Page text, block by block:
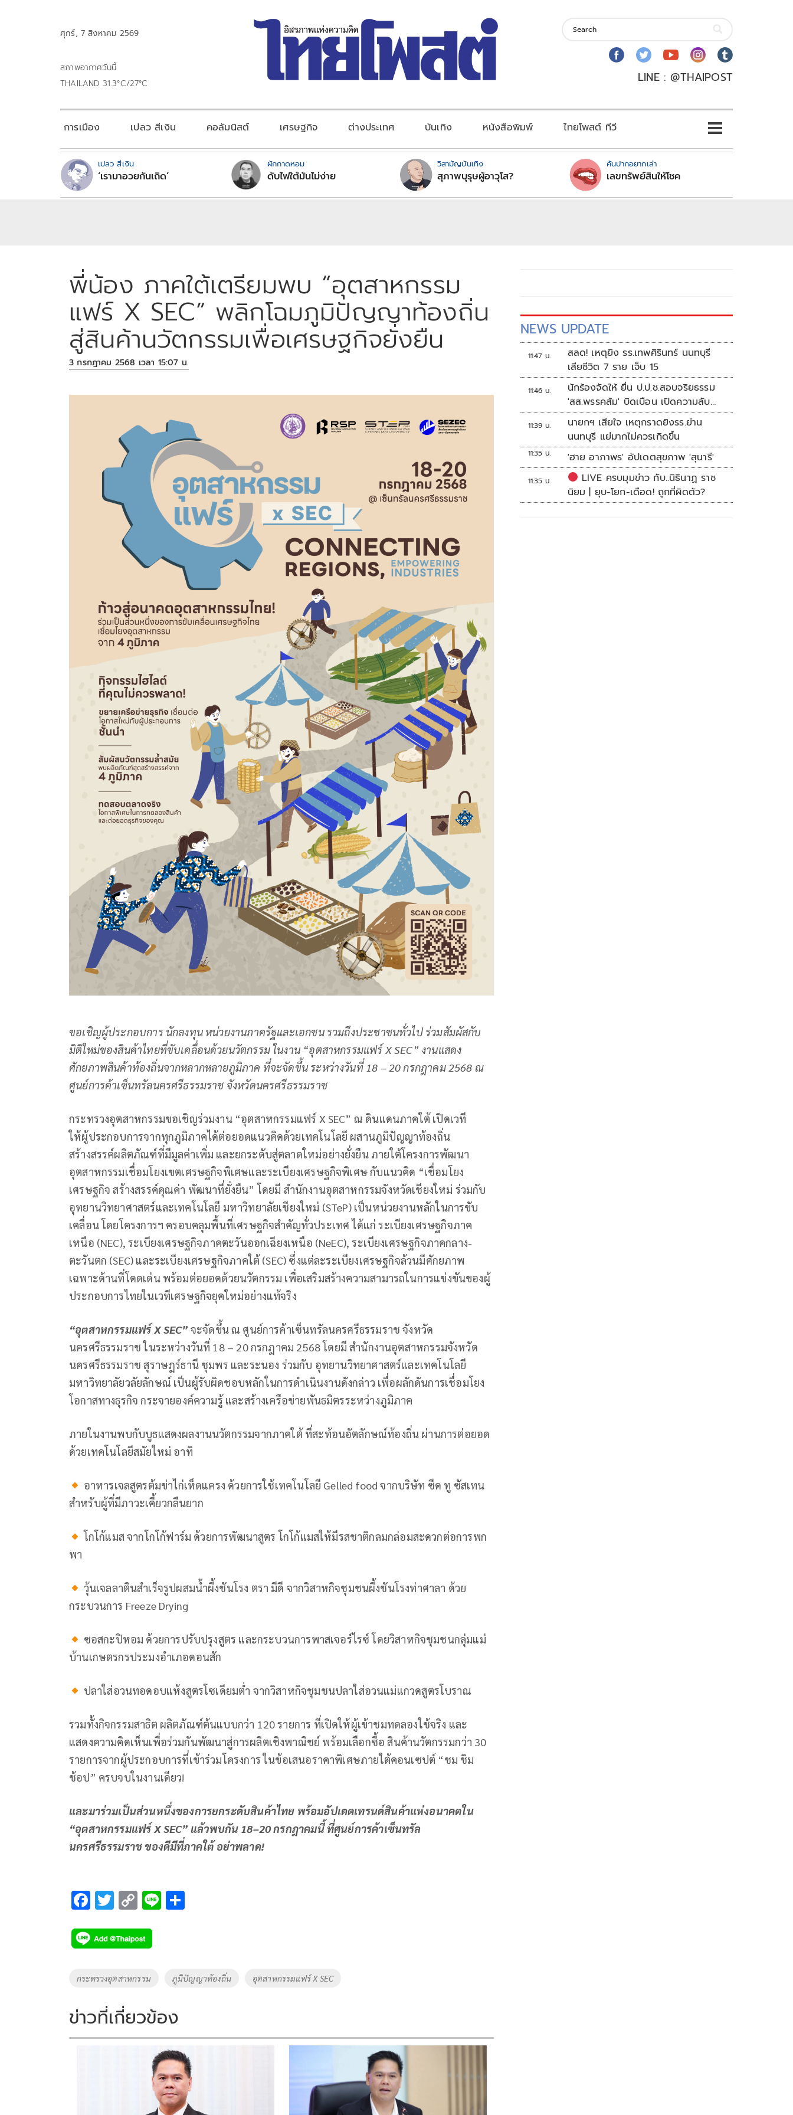
ศุกร์, 7 สิงหาคม 2569
สภาพอากาศวันนี้
THAILAND 31.3°C/27°C
LINE : @THAIPOST
การเมือง เปลว สีเงิน คอลัมนิสต์ เศรษฐกิจ ต่างประเทศ บันเทิง หนังสือพิมพ์ ไทยโพสต์ ทีวี
เปลว สีเงิน
‘เรามาอวยกันเถิด’
ผักกาดหอม
ดับไฟใต้มันไม่ง่าย
วิสามัญบันเทิง
สุภาพบุรุษผู้อาวุโส?
คันปากอยากเล่า
เลขทรัพย์สินให้โชค
พี่น้อง ภาคใต้เตรียมพบ “อุตสาหกรรม
แฟร์ X SEC” พลิกโฉมภูมิปัญญาท้องถิ่น
สู่สินค้านวัตกรรมเพื่อเศรษฐกิจยั่งยืน
3 กรกฎาคม 2568 เวลา 15:07 น.
ขอเชิญผู้ประกอบการ นักลงทุน หน่วยงานภาครัฐและเอกชน รวมถึงประชาชนทั่วไป ร่วมสัมผัสกับ
มิติใหม่ของสินค้าไทยที่ขับเคลื่อนด้วยนวัตกรรม ในงาน “อุตสาหกรรมแฟร์ X SEC” งานแสดง
ศักยภาพสินค้าท้องถิ่นจากหลากหลายภูมิภาค ที่จะจัดขึ้น ระหว่างวันที่ 18 – 20 กรกฎาคม 2568 ณ
ศูนย์การค้าเซ็นทรัลนครศรีธรรมราช จังหวัดนครศรีธรรมราช
กระทรวงอุตสาหกรรมขอเชิญร่วมงาน “อุตสาหกรรมแฟร์ X SEC” ณ ดินแดนภาคใต้ เปิดเวที
ให้ผู้ประกอบการจากทุกภูมิภาคได้ต่อยอดแนวคิดด้วยเทคโนโลยี ผสานภูมิปัญญาท้องถิ่น
สร้างสรรค์ผลิตภัณฑ์ที่มีมูลค่าเพิ่ม และยกระดับสู่ตลาดใหม่อย่างยั่งยืน ภายใต้โครงการพัฒนา
อุตสาหกรรมเชื่อมโยงเขตเศรษฐกิจพิเศษและระเบียงเศรษฐกิจพิเศษ กับแนวคิด “เชื่อมโยง
เศรษฐกิจ สร้างสรรค์คุณค่า พัฒนาที่ยั่งยืน” โดยมี สำนักงานอุตสาหกรรมจังหวัดเชียงใหม่ ร่วมกับ
อุทยานวิทยาศาสตร์และเทคโนโลยี มหาวิทยาลัยเชียงใหม่ (STeP) เป็นหน่วยงานหลักในการขับ
เคลื่อน โดยโครงการฯ ครอบคลุมพื้นที่เศรษฐกิจสำคัญทั่วประเทศ ได้แก่ ระเบียงเศรษฐกิจภาค
เหนือ (NEC), ระเบียงเศรษฐกิจภาคตะวันออกเฉียงเหนือ (NeEC), ระเบียงเศรษฐกิจภาคกลาง-
ตะวันตก (SEC) และระเบียงเศรษฐกิจภาคใต้ (SEC) ซึ่งแต่ละระเบียงเศรษฐกิจล้วนมีศักยภาพ
เฉพาะด้านที่โดดเด่น พร้อมต่อยอดด้วยนวัตกรรม เพื่อเสริมสร้างความสามารถในการแข่งขันของผู้
ประกอบการไทยในเวทีเศรษฐกิจยุคใหม่อย่างแท้จริง
“อุตสาหกรรมแฟร์X SEC” จะจัดขึ้น ณ ศูนย์การค้าเซ็นทรัลนครศรีธรรมราช จังหวัด
นครศรีธรรมราช ในระหว่างวันที่ 18 – 20 กรกฎาคม 2568 โดยมี สำนักงานอุตสาหกรรมจังหวัด
นครศรีธรรมราช สุราษฎร์ธานี ชุมพร และระนอง ร่วมกับ อุทยานวิทยาศาสตร์และเทคโนโลยี
มหาวิทยาลัยวลัยลักษณ์ เป็นผู้รับผิดชอบหลักในการดำเนินงานดังกล่าว เพื่อผลักดันการเชื่อมโยง
โอกาสทางธุรกิจ กระจายองค์ความรู้ และสร้างเครือข่ายพันธมิตรระหว่างภูมิภาค
ภายในงานพบกับบูธแสดงผลงานนวัตกรรมจากภาคใต้ ที่สะท้อนอัตลักษณ์ท้องถิ่น ผ่านการต่อยอด
ด้วยเทคโนโลยีสมัยใหม่ อาทิ
อาหารเจลสูตรต้มข่าไก่เห็ดแครง ด้วยการใช้เทคโนโลยี Gelled food จากบริษัท ซีด ทู ซัสเทน
สำหรับผู้ที่มีภาวะเคี้ยวกลืนยาก
โกโก้แมส จากโกโก้ฟาร์ม ด้วยการพัฒนาสูตร โกโก้แมสให้มีรสชาติกลมกล่อมสะดวกต่อการพก
พา
วุ้นเจลลาตินสำเร็จรูปผสมน้ำผึ้งชันโรง ตรา มีดี จากวิสาหกิจชุมชนผึ้งชันโรงท่าศาลา ด้วย
กระบวนการ Freeze Drying
ซอสกะปิหอม ด้วยการปรับปรุงสูตร และกระบวนการพาสเจอร์ไรซ์ โดยวิสาหกิจชุมชนกลุ่มแม่
บ้านเกษตรกรประมงอำเภอดอนสัก
ปลาใส่อวนทอดอบแห้งสูตรโซเดียมต่ำ จากวิสาหกิจชุมชนปลาใส่อวนแม่แกวดสูตรโบราณ
รวมทั้งกิจกรรมสาธิต ผลิตภัณฑ์ต้นแบบกว่า 120 รายการ ที่เปิดให้ผู้เข้าชมทดลองใช้จริง และ
แสดงความคิดเห็นเพื่อร่วมกันพัฒนาสู่การผลิตเชิงพาณิชย์ พร้อมเลือกซื้อ สินค้านวัตกรรมกว่า 30
รายการจากผู้ประกอบการที่เข้าร่วมโครงการ ในข้อเสนอราคาพิเศษภายใต้คอนเซปต์ “ชม ชิม
ช้อป” ครบจบในงานเดียว!
และมาร่วมเป็นส่วนหนึ่งของการยกระดับสินค้าไทย พร้อมอัปเดตเทรนด์สินค้าแห่งอนาคตใน
“อุตสาหกรรมแฟร์X SEC” แล้วพบกัน 18–20 กรกฎาคมนี้ ที่ศูนย์การค้าเซ็นทรัล
นครศรีธรรมราชของดีมีที่ภาคใต้ อย่าพลาด!
F
e
b
o
k
T
tt
er
C
p
y
Li
k
Li
Tags
กระทรวงอุตสาหกรรม ภูมิปัญญาท้องถิ่น อุตสาหกรรมแฟร์ X SEC
ข่าวที่เกี่ยวข้อง
NEWS UPDATE
11:47 น.
สลด! เหตุยิง รร.เทพศิรินทร์ นนทบุรี
เสียชีวิต 7 ราย เจ็บ 15
11:46 น.
นักร้องจัดให้ ยื่น ป.ป.ช.สอบจริยธรรม
'สส.พรรคส้ม' บิดเบือน เปิดความลับ
'บังเกอร์ทหาร'
11:39 น.
นายกฯ เสียใจ เหตุกราดยิงรร.ย่าน
นนทบุรี แย่มากไม่ควรเกิดขึ้น
11:35 น. 'ฮาย อาภาพร' อัปเดตสุขภาพ 'สุนารี'
11:35 น.
LIVE ครบมุมข่าว กับ..นิธินาฏ ราช
นิยม | ยุบ-โยก-เดือด! ถูกที่ผิดตัว?